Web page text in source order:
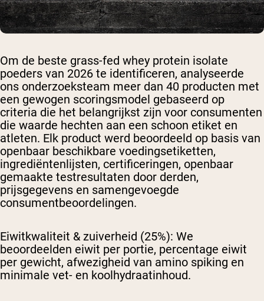
Om de beste grass-fed whey protein isolate
poeders van 2026 te identificeren, analyseerde
ons onderzoeksteam meer dan 40 producten met
een gewogen scoringsmodel gebaseerd op
criteria die het belangrijkst zijn voor consumenten
die waarde hechten aan een schoon etiket en
atleten. Elk product werd beoordeeld op basis van
openbaar beschikbare voedingsetiketten,
ingrediëntenlijsten, certificeringen, openbaar
gemaakte testresultaten door derden,
prijsgegevens en samengevoegde
consumentbeoordelingen.
Eiwitkwaliteit & zuiverheid (25%): We
beoordeelden eiwit per portie, percentage eiwit
per gewicht, afwezigheid van amino spiking en
minimale vet- en koolhydraatinhoud.